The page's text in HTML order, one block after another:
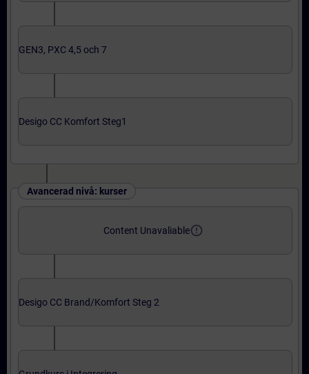
GEN3, PXC 4,5 och 7
Desigo CC Komfort Steg1
Avancerad nivå: kurser
Content Unavaliableerror_outline
Desigo CC Brand/Komfort Steg 2